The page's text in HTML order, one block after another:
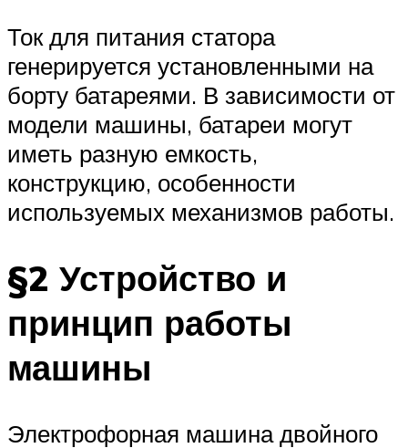
Ток для питания статора
генерируется установленными на
борту батареями. В зависимости от
модели машины, батареи могут
иметь разную емкость,
конструкцию, особенности
используемых механизмов работы.
§2 Устройство и
принцип работы
машины
Электрофорная машина двойного